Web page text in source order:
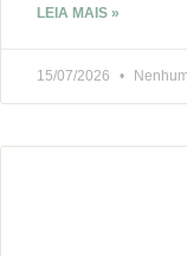
LEIA MAIS »
15/07/2026